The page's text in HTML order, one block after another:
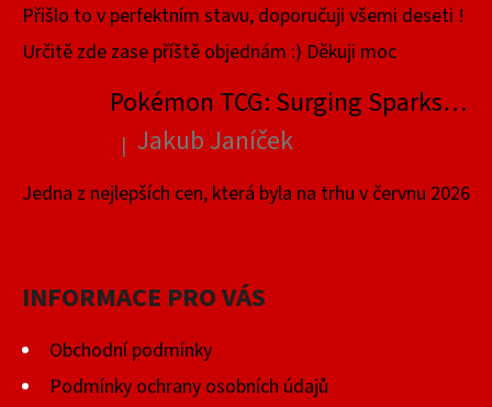
Přišlo to v perfektním stavu, doporučuji všemi deseti !
Určitě zde zase příště objednám :) Děkuji moc
Pokémon TCG: Surging Sparks Elite Trainer Box
Hodnocení produktu je 4 z 5 hvězdiček.
| Jakub Janíček
Jedna z nejlepších cen, která byla na trhu v červnu 2026
INFORMACE PRO VÁS
Obchodní podmínky
Podmínky ochrany osobních údajů